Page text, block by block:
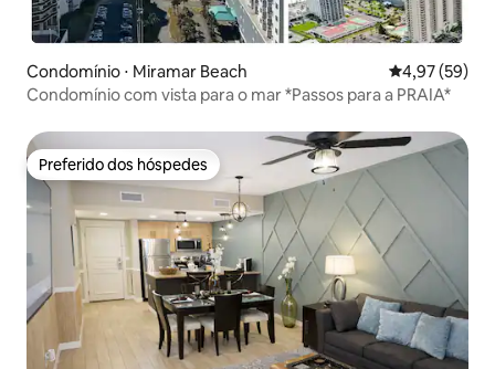
Condomínio ⋅ Miramar Beach 4,97 de uma
4,97 (59)
Condomínio com vista para o mar *Passos para a PRAIA*
Preferido dos hóspedes
Preferido dos hóspedes